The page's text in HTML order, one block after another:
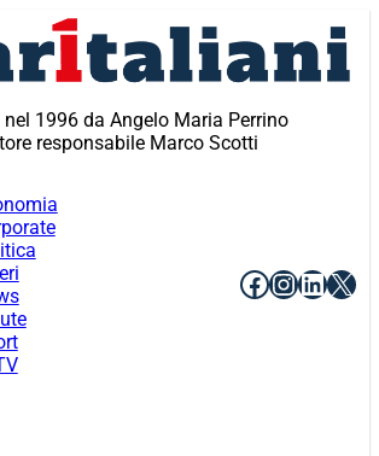
nel 1996 da Angelo Maria Perrino
responsabile Marco Scotti
Facebook
X